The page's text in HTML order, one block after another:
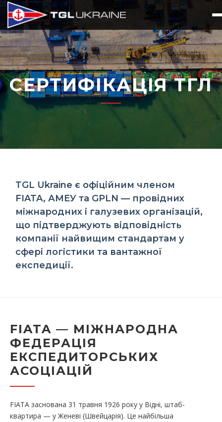
СЕРТИФІКАЦІЯ ТГЛ
TGL Ukraine є офіційним членом
FIATA, АМЕУ та GPLN — провідних
міжнародних і галузевих організацій,
що підтверджують відповідність
компанії найвищим стандартам у
сфері логістики та вантажної
експедиції.
FIATA — МІЖНАРОДНА
ФЕДЕРАЦІЯ
ЕКСПЕДИТОРСЬКИХ
АСОЦІАЦІЙ
FIATA заснована 31 травня 1926 року у Відні, штаб-
квартира — у Женеві (Швейцарія). Це найбільша